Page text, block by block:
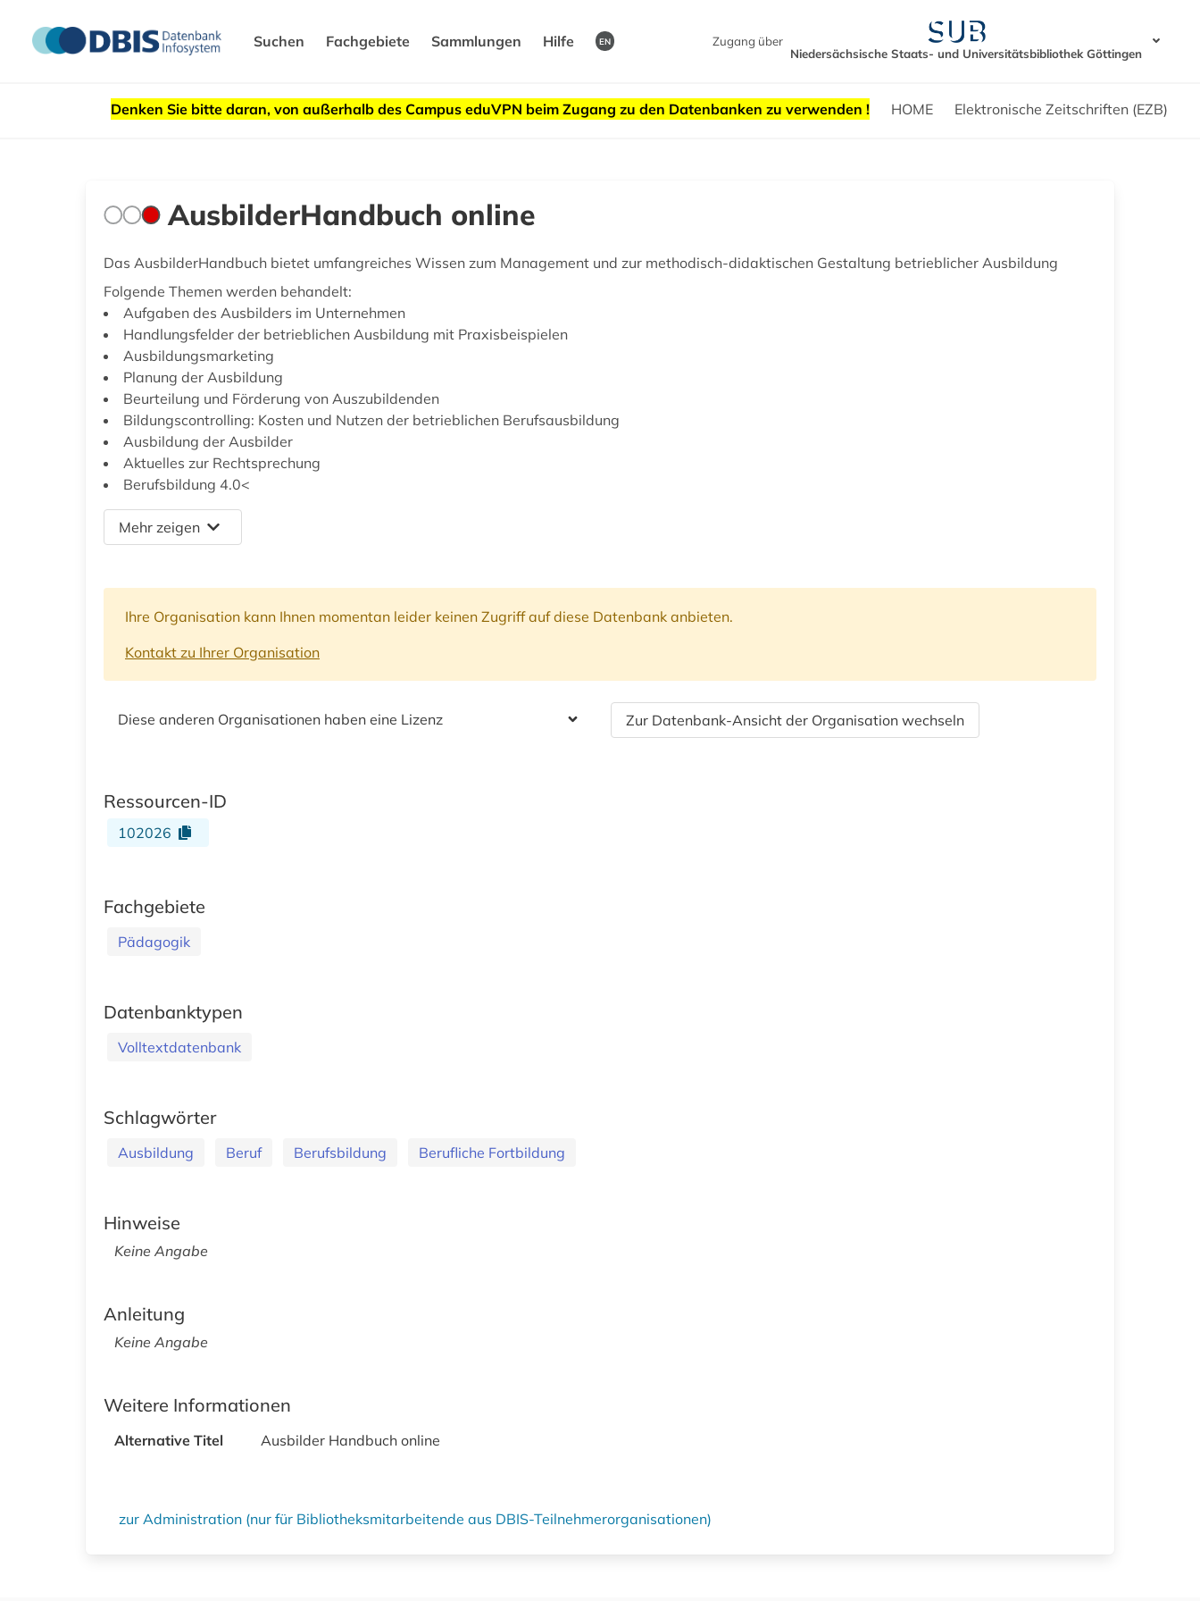
Suchen Fachgebiete Sammlungen Hilfe EN
Zugang über
Niedersächsische Staats- und Universitätsbibliothek Göttingen
Denken Sie bitte daran, von außerhalb des Campus eduVPN beim Zugang zu den Datenbanken zu verwenden ! HOME Elektronische Zeitschriften (EZB)
AusbilderHandbuch online
Das AusbilderHandbuch bietet umfangreiches Wissen zum Management und zur methodisch-didaktischen Gestaltung betrieblicher Ausbildung
Folgende Themen werden behandelt:
Aufgaben des Ausbilders im Unternehmen
Handlungsfelder der betrieblichen Ausbildung mit Praxisbeispielen
Ausbildungsmarketing
Planung der Ausbildung
Beurteilung und Förderung von Auszubildenden
Bildungscontrolling: Kosten und Nutzen der betrieblichen Berufsausbildung
Ausbildung der Ausbilder
Aktuelles zur Rechtsprechung
Berufsbildung 4.0<
Mehr zeigen
Ihre Organisation kann Ihnen momentan leider keinen Zugriff auf diese Datenbank anbieten.
Kontakt zu Ihrer Organisation
Diese anderen Organisationen haben eine Lizenz Zur Datenbank-Ansicht der Organisation wechseln
Ressourcen-ID
102026
Fachgebiete
Pädagogik
Datenbanktypen
Volltextdatenbank
Schlagwörter
Ausbildung Beruf Berufsbildung Berufliche Fortbildung
Hinweise
Keine Angabe
Anleitung
Keine Angabe
Weitere Informationen
Alternative Titel Ausbilder Handbuch online
zur Administration (nur für Bibliotheksmitarbeitende aus DBIS-Teilnehmerorganisationen)